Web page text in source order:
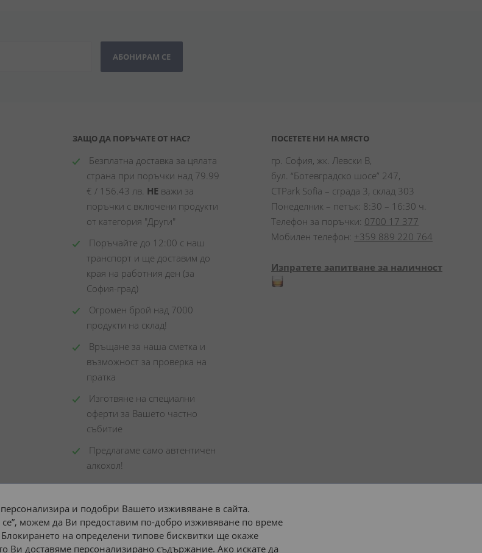
АБОНИРАМ СЕ
ЗАЩО ДА ПОРЪЧАТЕ ОТ НАС?
Безплатна доставка за цялата
страна при поръчки над 79.99
€ / 156.43 лв. НЕ важи за
поръчки с включени продукти
от категория "Други"
Поръчайте до 12:00 с наш
транспорт и ще доставим до
края на работния ден (за
София-град)
Огромен брой над 7000
продукти на склад!
Връщане за наша сметка и
възможност за проверка на
пратка
Изготвяне на специални
оферти за Вашето частно
събитие
Предлагаме само автентичен
алкохол!
ПОСЕТЕТЕ НИ НА МЯСТО
гр. София, жк. Левски В,
бул. “Ботевградско шосе” 247,
CTPark Sofia – сграда 3, склад 303
Понеделник – петък: 8:30 – 16:30 ч.
Телефон за поръчки: 0700 17 377
Мобилен телефон: +359 889 220 764
Изпратете запитване за наличност
Доставка до адрес с: или наш транспорт
и подобри Вашето изживяване в сайта.
се”, можем да Ви предоставим по-добро изживяване по време
на определени типове бисквитки ще окаже
Ви доставяме персонализирано съдържание. Ако искате да